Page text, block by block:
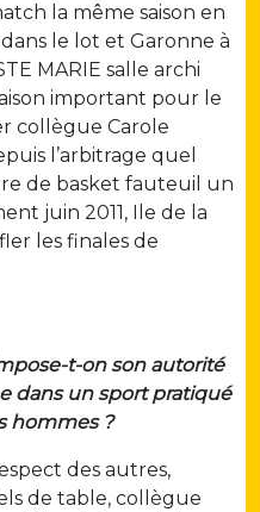
la même saison en
le lot et Garonne à
MARIE salle archi
important pour le
collègue Carole
l’arbitrage quel
de basket fauteuil un
juin 2011, Ile de la
les finales de
t-on son autorité
dans un sport pratiqué
hommes ?
des autres,
de table, collègue